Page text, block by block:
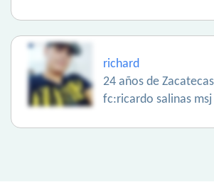
richard
24 años de
fc:ricardo salinas msj